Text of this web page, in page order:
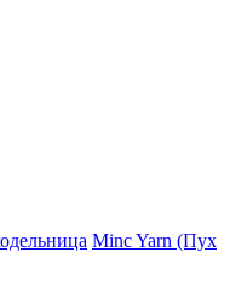
Minc Yarn (Пух